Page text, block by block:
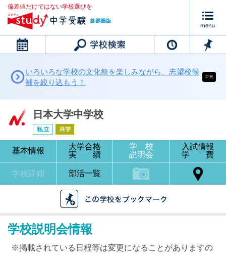
偏差値だけではない学校選びを
カレンダー
いろいろな学校の文化祭を楽しみながら、志望校候
補を絞り込もう！
PR
日本大学中学校
基本情報
大学合格
実 績
学 校
説明会
入試情報
学 費
学校詳細 部活一覧
学校説明会情報
※掲載されている日程等は変更になることがありますの